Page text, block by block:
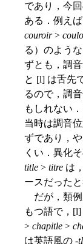
であり，今
ある．例え
couroir>
る）のよう
ずとも，調
と [l] は舌先
るので，調
もしれない
当時は調音
ずであり，
くい．異化
title > titre は
ースだった
だが，類例
もつ語で，
> chapitle >
は英語風の -